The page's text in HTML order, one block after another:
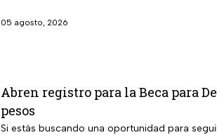
05 agosto, 2026
Abren registro para la Beca para
pesos
Si estás buscando una oportunidad para